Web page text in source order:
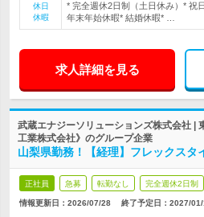
休日
休暇
* 完全週休2日制（土日休み）* 祝
年末年始休暇* 結婚休暇* …
求人詳細を見る
武蔵エナジーソリューションズ株式会社 |
工業株式会社》のグループ企業
山梨県勤務！【経理】フレックスタ
正社員 急募 転勤なし 完全週休2日制
情報更新日：2026/07/28 終了予定日： 2027/